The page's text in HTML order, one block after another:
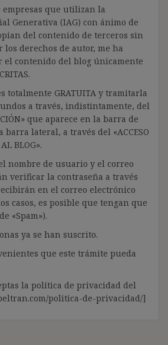
que utilizan la
Generativa (IAG) con ánimo de
del contenido de terceros sin
derechos de autor, me ha
contenido del blog únicamente
totalmente GRATUITA y tramitarla
a través, indistintamente, del
que aparece en la barra de
barra lateral, a través del «ACCESO
BLOG».
nombre de usuario y el correo
verificar la contraseña a través
en el correo electrónico
casos, es posible que tengan que
«Spam»).
ya se han suscrito.
que este trámite pueda
la política de privacidad del
politica-de-privacidad/]